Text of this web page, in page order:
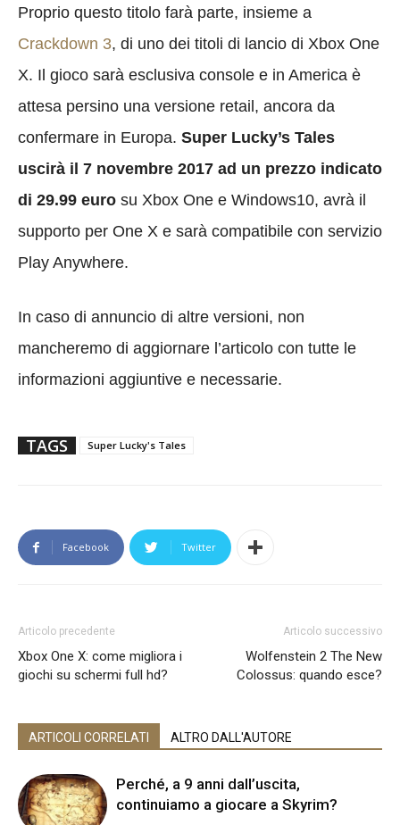
Proprio questo titolo farà parte, insieme a
Crackdown 3, di uno dei titoli di lancio di Xbox One
X. Il gioco sarà esclusiva console e in America è
attesa persino una versione retail, ancora da
confermare in Europa. Super Lucky’s Tales
uscirà il 7 novembre 2017 ad un prezzo indicato
di 29.99 euro su Xbox One e Windows10, avrà il
supporto per One X e sarà compatibile con servizio
Play Anywhere.
In caso di annuncio di altre versioni, non
mancheremo di aggiornare l’articolo con tutte le
informazioni aggiuntive e necessarie.
TAGS Super Lucky's Tales
Facebook Twitter
Articolo precedente
Xbox One X: come migliora i
giochi su schermi full hd?
Articolo successivo
Wolfenstein 2 The New
Colossus: quando esce?
ARTICOLI CORRELATI ALTRO DALL'AUTORE
Perché, a 9 anni dall’uscita,
continuiamo a giocare a Skyrim?